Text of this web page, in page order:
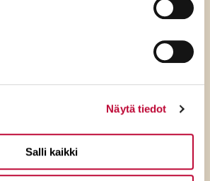
Näytä tiedot
Salli kaikki
torjunnassa
oikea tieto,